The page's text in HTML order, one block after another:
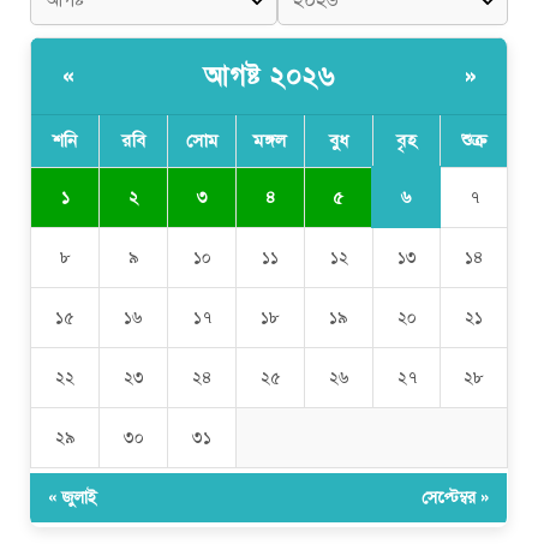
« আগষ্ট ২০২৬ »
শনি রবি সোম মঙ্গল বুধ বৃহ শুক্র
১ ২ ৩ ৪ ৫ ৬ ৭
৮ ৯ ১০ ১১ ১২ ১৩ ১৪
১৫ ১৬ ১৭ ১৮ ১৯ ২০ ২১
২২ ২৩ ২৪ ২৫ ২৬ ২৭ ২৮
২৯ ৩০ ৩১
« জুলাই সেপ্টেম্বর »